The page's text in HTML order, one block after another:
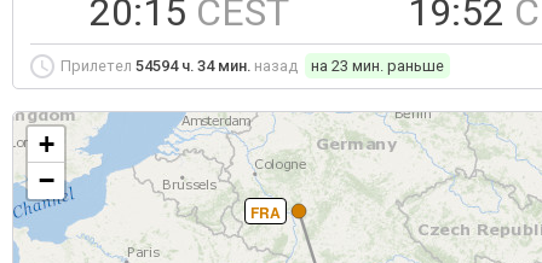
20:15 CEST 19:52
Прилетел 54594 ч. 34 мин. назад на 23 мин. раньше
FRA
+
−